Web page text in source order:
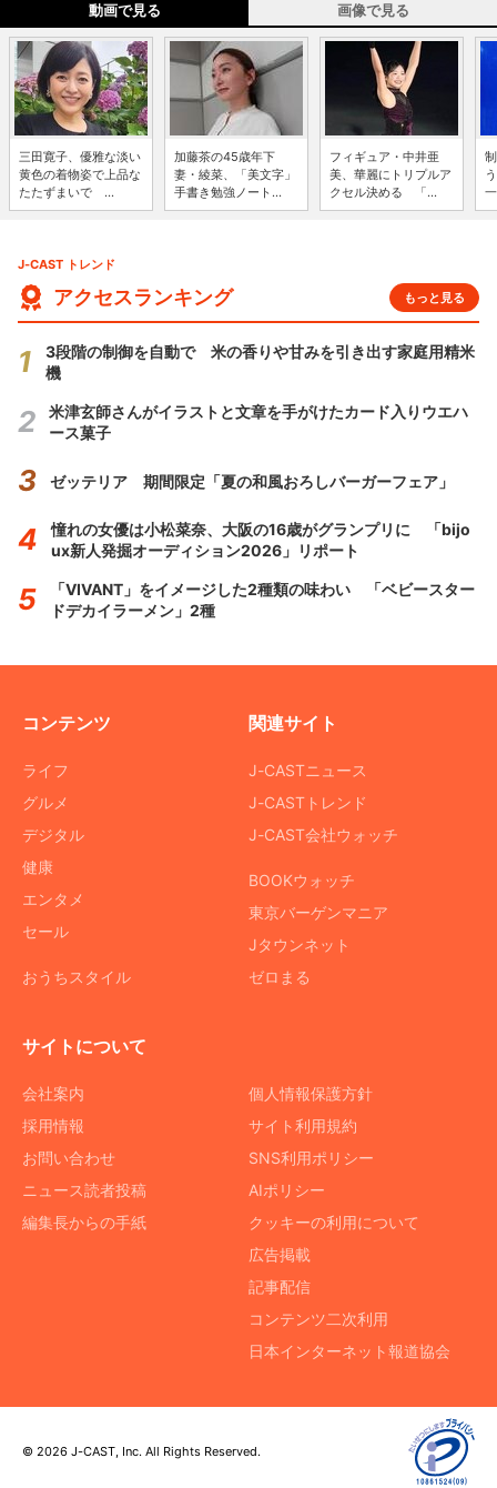
動画で見る 画像で見る
三田寛子、優雅な淡い
黄色の着物姿で上品な
たたずまいで ...
加藤茶の45歳年下
妻・綾菜、「美文字」
手書き勉強ノート...
フィギュア・中井亜
美、華麗にトリプルア
クセル決める 「...
J-CAST トレンド
アクセスランキング もっと見る
3段階の制御を自動で 米の香りや甘みを引き出す家庭用精米
機
米津玄師さんがイラストと文章を手がけたカード入りウエハ
ース菓子
ゼッテリア 期間限定「夏の和風おろしバーガーフェア」
憧れの女優は小松菜奈、大阪の16歳がグランプリに 「bijo
ux新人発掘オーディション2026」リポート
「VIVANT」をイメージした2種類の味わい 「ベビースター
ドデカイラーメン」2種
コンテンツ
ライフ
グルメ
デジタル
健康
エンタメ
セール
おうちスタイル
関連サイト
J-CASTニュース
J-CASTトレンド
J-CAST会社ウォッチ
BOOKウォッチ
東京バーゲンマニア
Jタウンネット
ゼロまる
サイトについて
会社案内
採用情報
お問い合わせ
ニュース読者投稿
編集長からの手紙
個人情報保護方針
サイト利用規約
SNS利用ポリシー
AIポリシー
クッキーの利用について
広告掲載
記事配信
コンテンツ二次利用
日本インターネット報道協会
© 2026 J-CAST, Inc. All Rights Reserved.